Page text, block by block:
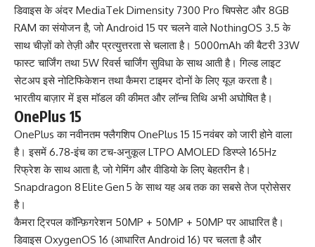
डिवाइस के अंदर MediaTek Dimensity 7300 Pro चिपसेट और 8GB
RAM का संयोजन है, जो Android 15 पर चलने वाले NothingOS 3.5 के
साथ चीज़ों को तेज़ी और प्रत्युत्तरता से चलाता है। 5000mAh की बैटरी 33W
फास्ट चार्जिंग तथा 5W रिवर्स चार्जिंग सुविधा के साथ आती है। गिल्ड लाइट
सेटअप इसे नोटिफिकेशन तथा कैमरा टाइमर दोनों के लिए यूज़ करता है।
भारतीय बाज़ार में इस मॉडल की कीमत और लॉन्च तिथि अभी अघोषित है।
OnePlus 15
OnePlus का नवीनतम फ्लैगशिप OnePlus 15 15 नवंबर को जारी होने वाला
है। इसमें 6.78‑इंच का टच‑अनुकूल LTPO AMOLED डिस्प्ले 165Hz
रिफ्रेश के साथ आता है, जो गेमिंग और वीडियो के लिए बेहतरीन है।
Snapdragon 8 Elite Gen 5 के साथ यह अब तक का सबसे तेज प्रोसेसर
है।
कैमरा ट्रिपल कॉन्फ़िगरेशन 50MP + 50MP + 50MP पर आधारित है।
डिवाइस OxygenOS 16 (आधारित Android 16) पर चलता है और